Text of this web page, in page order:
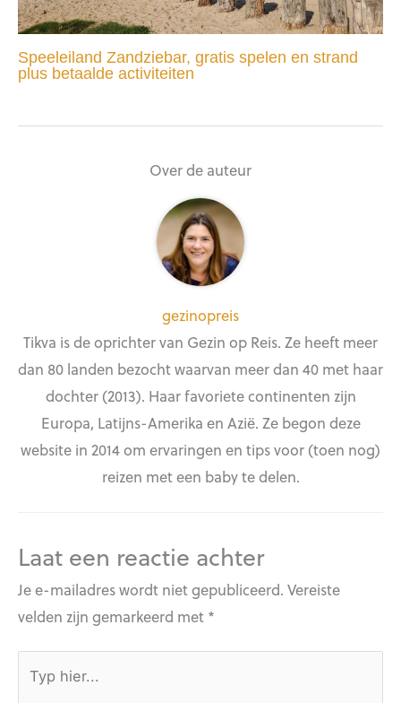
Speeleiland Zandziebar, gratis spelen en strand
plus betaalde activiteiten
Over de auteur
gezinopreis
Tikva is de oprichter van Gezin op Reis. Ze heeft meer
dan 80 landen bezocht waarvan meer dan 40 met haar
dochter (2013). Haar favoriete continenten zijn
Europa, Latijns-Amerika en Azië. Ze begon deze
website in 2014 om ervaringen en tips voor (toen nog)
reizen met een baby te delen.
Laat een reactie achter
Je e-mailadres wordt niet gepubliceerd. Vereiste
velden zijn gemarkeerd met *
hier...